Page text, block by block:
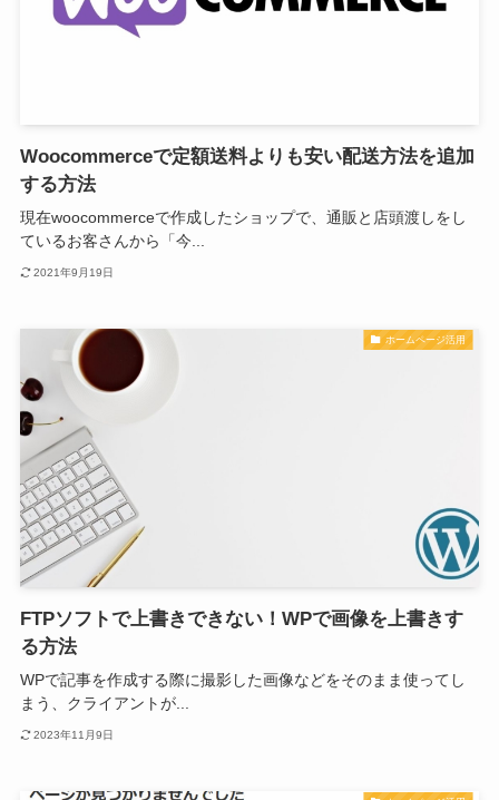
Woocommerceで定額送料よりも安い配送方法を追加
する方法
現在woocommerceで作成したショップで、通販と店頭渡しをし
ているお客さんから「今...
2021年9月19日
ホームページ活用
FTPソフトで上書きできない！WPで画像を上書きす
る方法
WPで記事を作成する際に撮影した画像などをそのまま使ってし
まう、クライアントが...
2023年11月9日